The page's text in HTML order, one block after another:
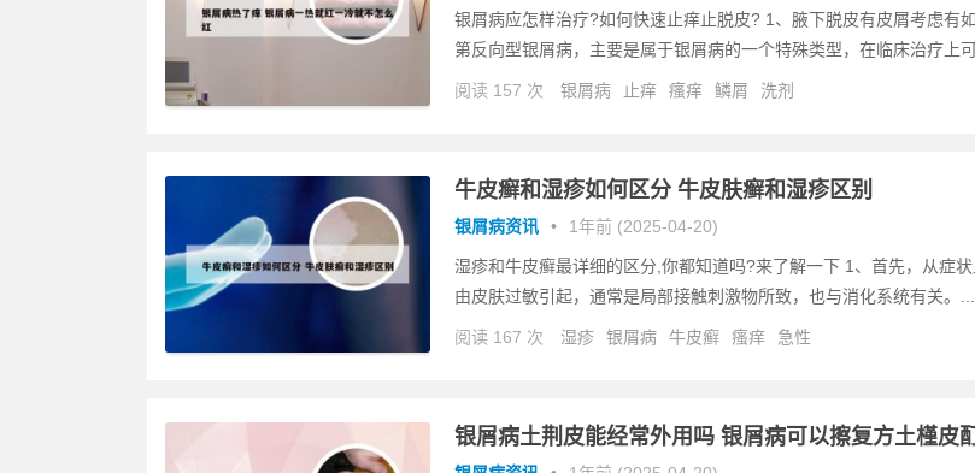
银屑病应怎样治疗?如何快速止痒止脱皮? 1、腋下脱皮有皮屑考虑有如
第反向型银屑病，主要是属于银屑病的一个特殊类型，在临床治疗上可
阅读 157 次 银屑病 止痒 瘙痒 鳞屑 洗剂
牛皮癣和湿疹如何区分 牛皮肤癣和湿疹区别
银屑病资讯 • 1年前 (2025-04-20)
湿疹和牛皮癣最详细的区分,你都知道吗?来了解一下 1、首先，从症
由皮肤过敏引起，通常是局部接触刺激物所致，也与消化系统有关。...
阅读 167 次 湿疹 银屑病 牛皮癣 瘙痒 急性
银屑病土荆皮能经常外用吗 银屑病可以擦复方土槿皮